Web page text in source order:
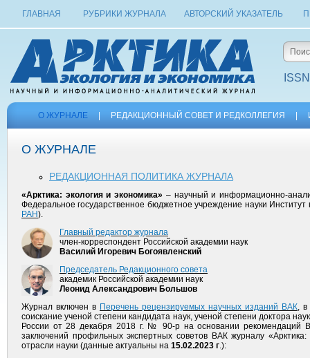
ГЛАВНАЯ РУБРИКИ ЖУРНАЛА АВТОРСКИЙ УКАЗАТЕЛЬ
О ЖУРНАЛЕ РЕДАКЦИОННЫЙ СОВЕТ И РЕДКОЛЛЕГИЯ
О ЖУРНАЛЕ
РЕДАКЦИОННАЯ ПОЛИТИКА ЖУРНАЛА
«Арктика: экология и экономика» – научный и информационно-
Федеральное государственное бюджетное учреждение науки
РАН).
Главный редактор журнала
член-корреспондент Российской академии наук
Василий Игоревич Богоявленский
Председатель Редакционного совета
академик Российской академии наук
Леонид Александрович Большов
Журнал включен в Перечень рецензируемых научных изданий ВАК, в
соискание ученой степени кандидата наук, ученой степени доктора
России от 28 декабря 2018 г. № 90-р на основании рекомендаций
заключений профильных экспертных советов ВАК журналу «Арктика:
отрасли науки (данные актуальны на 15.02.2023 г.):